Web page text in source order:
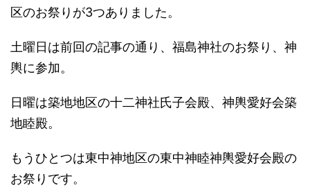
区のお祭りが3つありました。
土曜日は前回の記事の通り、福島神社のお祭り、神
輿に参加。
日曜は築地地区の十二神社氏子会殿、神輿愛好会築
地睦殿。
もうひとつは東中神地区の東中神睦神輿愛好会殿の
お祭りです。